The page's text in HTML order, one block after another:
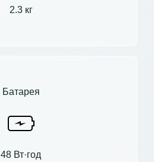
2.3 кг
Батарея
48 Вт·год